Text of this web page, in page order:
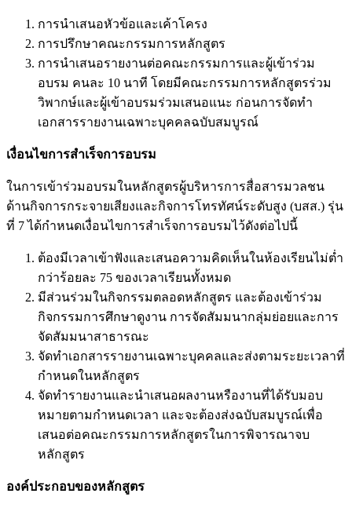
การนำเสนอหัวข้อและเค้าโครง
การปรึกษาคณะกรรมการหลักสูตร
การนำเสนอรายงานต่อคณะกรรมการและผู้เข้าร่วม
อบรม คนละ 10 นาที โดยมีคณะกรรมการหลักสูตรร่วม
วิพากษ์และผู้เข้าอบรมร่วมเสนอแนะ ก่อนการจัดทำ
เอกสารรายงานเฉพาะบุคคลฉบับสมบูรณ์
เงื่อนไขการสำเร็จการอบรม
ในการเข้าร่วมอบรมในหลักสูตรผู้บริหารการสื่อสารมวลชน
ด้านกิจการกระจายเสียงและกิจการโทรทัศน์ระดับสูง (บสส.) รุ่น
ที่ 7 ได้กำหนดเงื่อนไขการสำเร็จการอบรมไว้ดังต่อไปนี้
ต้องมีเวลาเข้าฟังและเสนอความคิดเห็นในห้องเรียนไม่ต่ำ
กว่าร้อยละ 75 ของเวลาเรียนทั้งหมด
มีส่วนร่วมในกิจกรรมตลอดหลักสูตร และต้องเข้าร่วม
กิจกรรมการศึกษาดูงาน การจัดสัมมนากลุ่มย่อยและการ
จัดสัมมนาสาธารณะ
จัดทำเอกสารรายงานเฉพาะบุคคลและส่งตามระยะเวลาที่
กำหนดในหลักสูตร
จัดทำรายงานและนำเสนอผลงานหรืองานที่ได้รับมอบ
หมายตามกำหนดเวลา และจะต้องส่งฉบับสมบูรณ์เพื่อ
เสนอต่อคณะกรรมการหลักสูตรในการพิจารณาจบ
หลักสูตร
องค์ประกอบของหลักสูตร